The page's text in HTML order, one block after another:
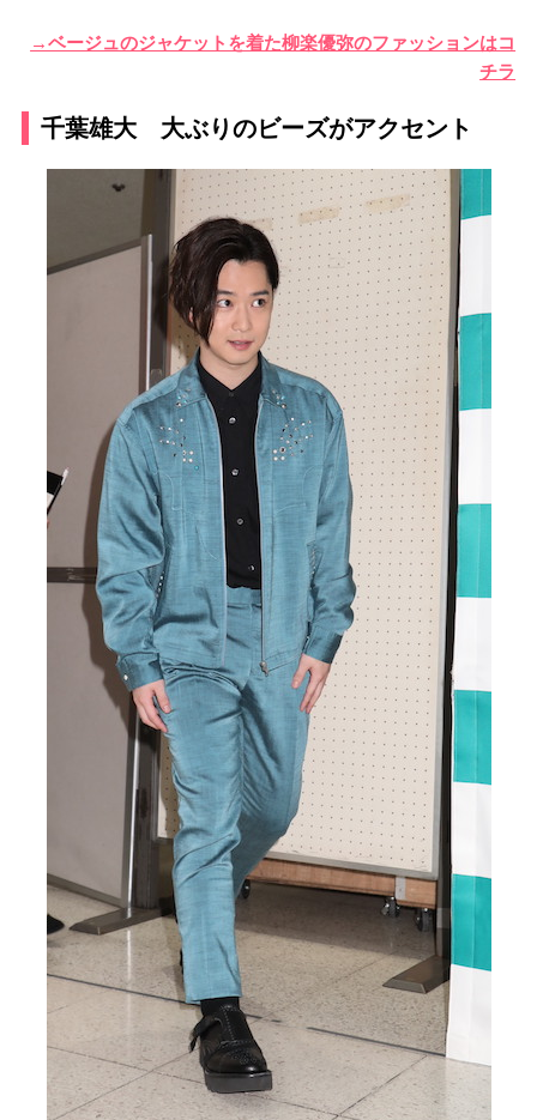
→ベージュのジャケットを着た柳楽優弥のファッションはコ
チラ
千葉雄大 大ぶりのビーズがアクセント